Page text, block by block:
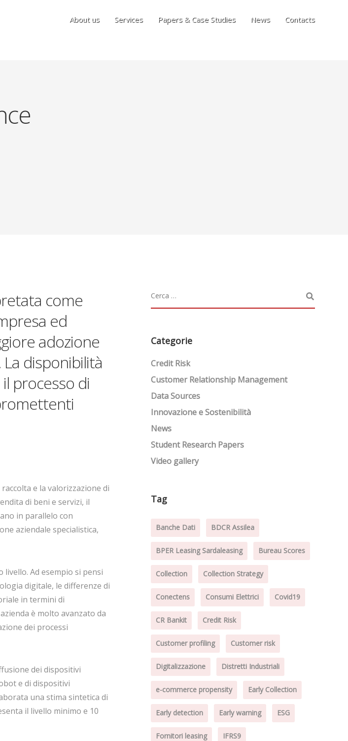
About us Services Papers & Case Studies News Contacts
come
ed
adozione
disponibilità
processo di
e la valorizzazione di
di beni e servizi, il
in parallelo con
aziendale specialistica,
Ad esempio si pensi
digitale, le differenze di
in termini di
è molto avanzato da
dei processi
dei dispositivi
e di dispositivi
una stima sintetica di
il livello minimo e 10
Categorie
Credit Risk
Customer Relationship Management
Data Sources
Innovazione e Sostenibilità
News
Student Research Papers
Video gallery
Tag
Banche Dati BDCR Assilea
BPER Leasing Sardaleasing Bureau Scores
Collection Collection Strategy
Conectens Consumi Elettrici Covid19
CR Bankit Credit Risk
Customer profiling Customer risk
Digitalizzazione Distretti Industriali
e-commerce propensity Early Collection
Early detection Early warning ESG
Fornitori leasing IFRS9